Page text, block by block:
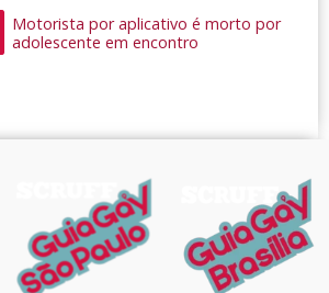
Motorista por aplicativo é morto por
adolescente em encontro